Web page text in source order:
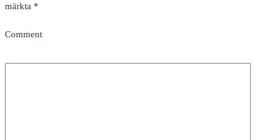
märkta *
Comment